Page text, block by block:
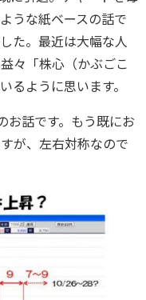
うな紙ベースの話で
た。最近は大幅な人
々「株心（かぶごこ
るように思います。
お話です。もう既にお
が、左右対称なので